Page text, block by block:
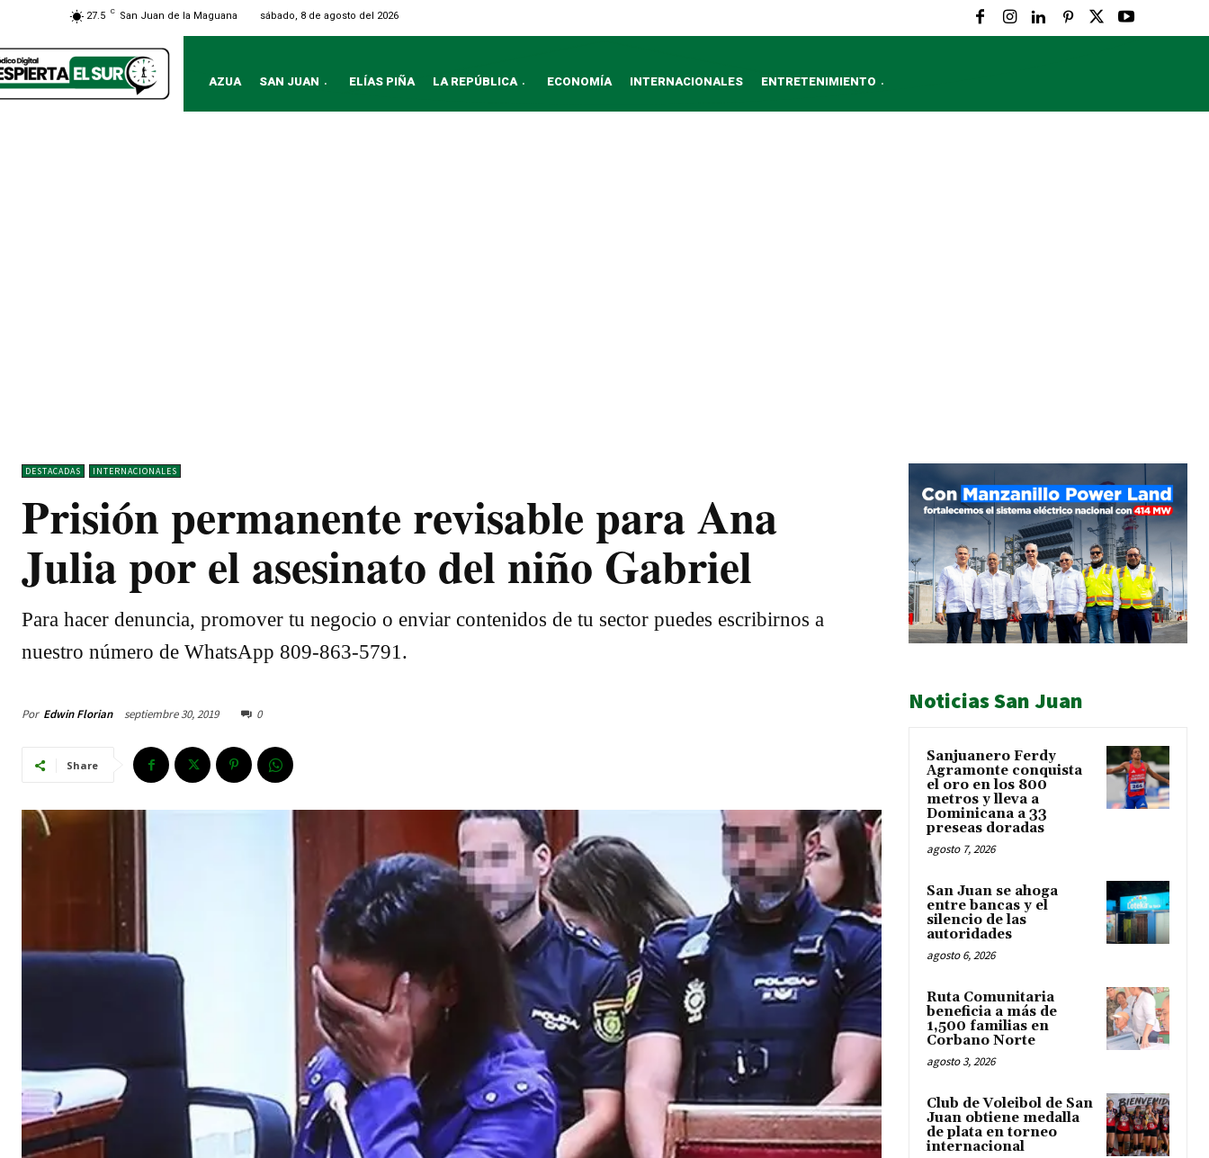
27.5 C San Juan de la Maguana sábado, 8 de agosto del 2026
AZUA SAN JUAN ELÍAS PIÑA LA REPÚBLICA ECONOMÍA INTERNACIONALES ENTRETENIMIENTO
DESTACADAS INTERNACIONALES
Prisión permanente revisable para Ana
Julia por el asesinato del niño Gabriel
Para hacer denuncia, promover tu negocio o enviar contenidos de tu sector puedes escribirnos a
nuestro número de WhatsApp 809-863-5791.
Por Edwin Florian septiembre 30, 2019 0
Share
Noticias San Juan
Sanjuanero Ferdy
Agramonte conquista
el oro en los 800
metros y lleva a
Dominicana a 33
preseas doradas
agosto 7, 2026
San Juan se ahoga
entre bancas y el
silencio de las
autoridades
agosto 6, 2026
Ruta Comunitaria
beneficia a más de
1,500 familias en
Corbano Norte
agosto 3, 2026
Club de Voleibol de San
Juan obtiene medalla
de plata en torneo
internacional